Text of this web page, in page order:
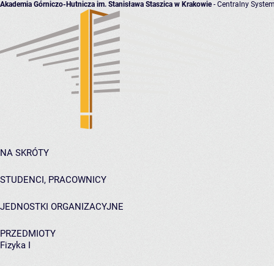
Akademia Górniczo-Hutnicza im. Stanisława Staszica w Krakowie- Centralny
NA SKRÓTY
STUDENCI, PRACOWNICY
JEDNOSTKI ORGANIZACYJNE
PRZEDMIOTY
Fizyka I